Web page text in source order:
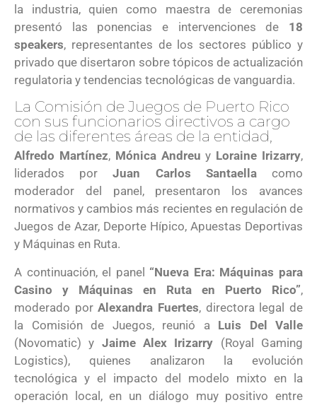
la industria, quien como maestra de ceremonias
presentó las ponencias e intervenciones de 18
speakers, representantes de los sectores público y
privado que disertaron sobre tópicos de actualización
regulatoria y tendencias tecnológicas de vanguardia.
La Comisión de Juegos de Puerto Rico
con sus funcionarios directivos a cargo
de las diferentes áreas de la entidad,
Alfredo Martínez, Mónica Andreu y Loraine Irizarry,
liderados porJuan Carlos Santaellacomo
moderador del panel, presentaron los avances
normativos y cambios más recientes en regulación de
Juegos de Azar, Deporte Hípico, Apuestas Deportivas
y Máquinas en Ruta.
A continuación, el panel “Nueva Era: Máquinas para
Casino y Máquinas en Ruta en Puerto Rico”,
moderado porAlexandra Fuertes, directora legal de
la Comisión de Juegos, reunió a Luis Del Valle
(Novomatic) y Jaime Alex Irizarry (Royal Gaming
Logistics), quienes analizaron la evolución
tecnológica y el impacto del modelo mixto en la
operación local, en un diálogo muy positivo entre